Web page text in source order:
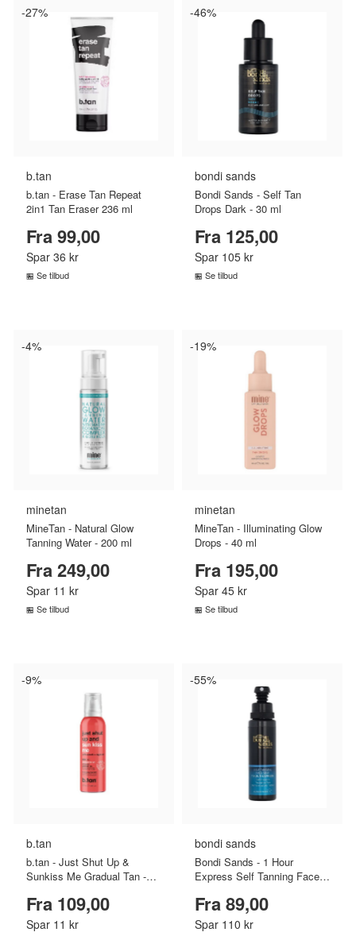
-27%
b.tan
b.tan - Erase Tan Repeat
2in1 Tan Eraser 236 ml
Fra 99,00
Spar 36 kr
Se tilbud
-46%
bondi sands
Bondi Sands - Self Tan
Drops Dark - 30 ml
Fra 125,00
Spar 105 kr
Se tilbud
-4%
minetan
MineTan - Natural Glow
Tanning Water - 200 ml
Fra 249,00
Spar 11 kr
Se tilbud
-19%
minetan
MineTan - Illuminating Glow
Drops - 40 ml
Fra 195,00
Spar 45 kr
Se tilbud
-9%
b.tan
b.tan - Just Shut Up &
Sunkiss Me Gradual Tan -
Fra 109,00
Spar 11 kr
-55%
bondi sands
Bondi Sands - 1 Hour
Express Self Tanning Face
Fra 89,00
Spar 110 kr